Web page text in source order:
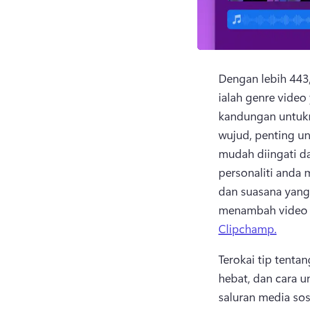
Dengan lebih
ialah genre
kandungan
wujud, penting
mudah diingati
personaliti anda
dan suasana
menambah
Clipchamp.
Terokai tip
hebat, dan cara
saluran media